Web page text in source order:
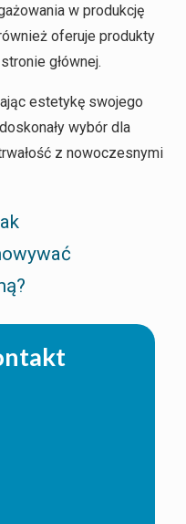
w produkcję
oferuje produkty
głównej.
estetykę swojego
wybór dla
z nowoczesnymi